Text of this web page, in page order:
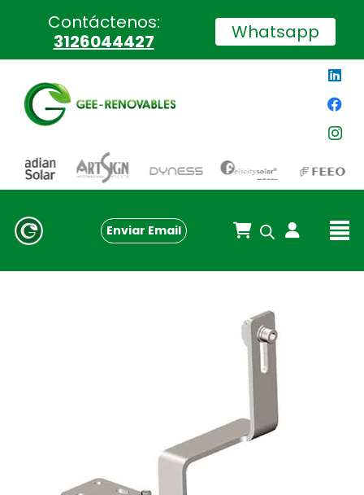
Enviar Email
Contáctenos:
3126044427
Whatsapp